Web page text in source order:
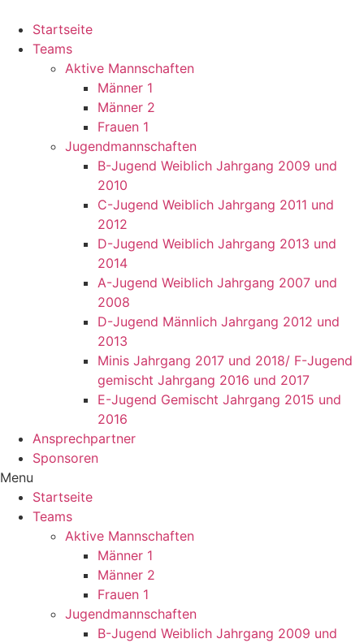
Startseite
Teams
Aktive Mannschaften
Männer 1
Männer 2
Frauen 1
Jugendmannschaften
B-Jugend Weiblich Jahrgang 2009 und
2010
C-Jugend Weiblich Jahrgang 2011 und
2012
D-Jugend Weiblich Jahrgang 2013 und
2014
A-Jugend Weiblich Jahrgang 2007 und
2008
D-Jugend Männlich Jahrgang 2012 und
2013
Minis Jahrgang 2017 und 2018/ F-Jugend
gemischt Jahrgang 2016 und 2017
E-Jugend Gemischt Jahrgang 2015 und
2016
Ansprechpartner
Sponsoren
Menu
Startseite
Teams
Aktive Mannschaften
Männer 1
Männer 2
Frauen 1
Jugendmannschaften
B-Jugend Weiblich Jahrgang 2009 und